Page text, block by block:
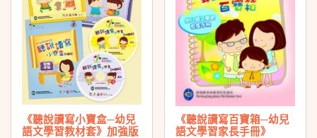
《聽說讀寫小寶盒─幼兒
語文學習教材套》加強版
《聽說讀寫百寶箱─幼兒
語文學習家長手冊》